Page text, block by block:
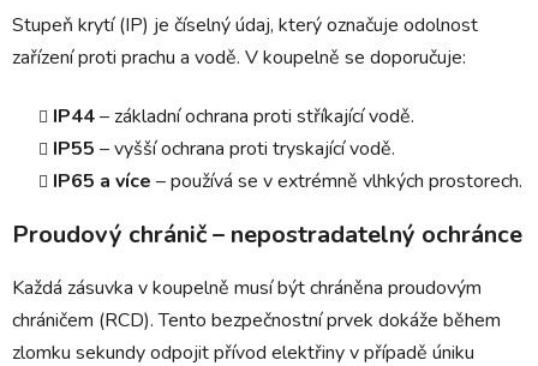
Stupeň krytí (IP) je číselný údaj, který označuje odolnost
zařízení proti prachu a vodě. V koupelně se doporučuje:
IP44– základní ochrana proti stříkající vodě.
IP55 – vyšší ochrana proti tryskající vodě.
IP65 a více – používá se v extrémně vlhkých prostorech.
Proudový chránič – nepostradatelný ochránce
Každá zásuvka v koupelně musí být chráněna proudovým
chráničem (RCD). Tento bezpečnostní prvek dokáže během
zlomku sekundy odpojit přívod elektřiny v případě úniku